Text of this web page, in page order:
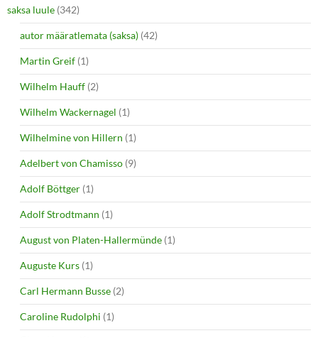
saksa luule (342)
autor määratlemata (saksa) (42)
Martin Greif (1)
Wilhelm Hauff (2)
Wilhelm Wackernagel (1)
Wilhelmine von Hillern (1)
Adelbert von Chamisso (9)
Adolf Böttger (1)
Adolf Strodtmann (1)
August von Platen-Hallermünde (1)
Auguste Kurs (1)
Carl Hermann Busse (2)
Caroline Rudolphi (1)